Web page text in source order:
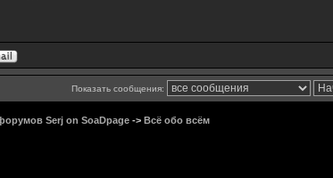
Показать сообщения:
Serj on SoaDpage-> Всё обо всём